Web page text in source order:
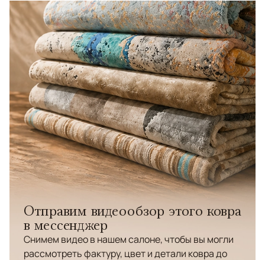
Отправим видеообзор этого ковра
в мессенджер
Снимем видео в нашем салоне, чтобы вы могли
рассмотреть фактуру, цвет и детали ковра до